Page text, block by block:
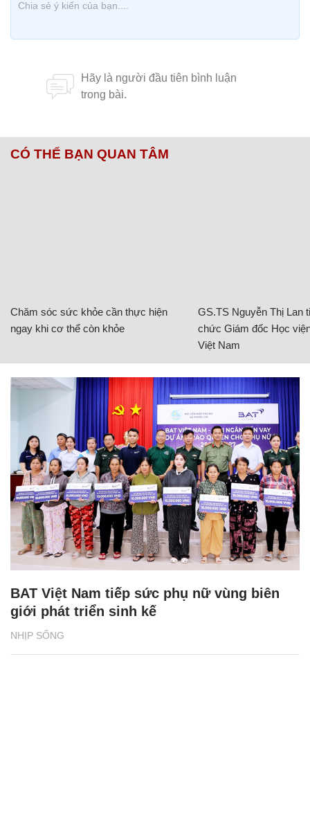
CÓ THỂ BẠN QUAN TÂM
Chăm sóc sức khỏe cần thực hiện
ngay khi cơ thể còn khỏe
GS.TS Nguyễn Thị Lan
chức Giám đốc Học
Việt Nam
NHỊP SỐNG
BAT Việt Nam tiếp sức phụ nữ vùng biên
giới phát triển sinh kế